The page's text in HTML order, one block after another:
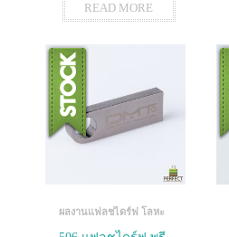
READ MORE
ผลงานแฟลชไดร์ฟ โลหะ